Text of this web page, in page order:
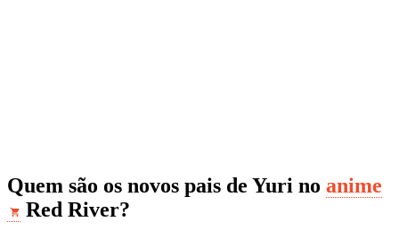
Quem são os novos pais de Yuri no anime
Red River?